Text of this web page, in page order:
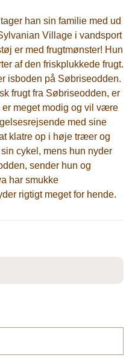
han sin familie med ud
Village i vandsport
er med frugtmønster! Hun
af den friskplukkede frugt.
isboden på Søbriseodden.
frugt fra Søbriseodden, er
er meget modig og vil være
med sine
klatre op i høje træer og
cykel, mens hun nyder
sender hun og
har smukke
rigtigt meget for hende.